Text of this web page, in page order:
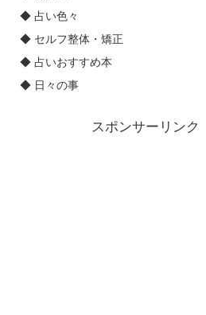
◆ 占い色々
◆ セルフ整体・矯正
◆ 占いおすすめ本
◆ 日々の事
スポンサーリンク